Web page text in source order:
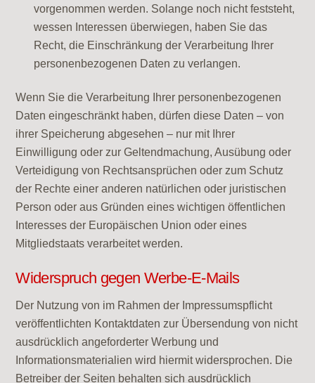
vorgenommen werden. Solange noch nicht feststeht,
wessen Interessen überwiegen, haben Sie das
Recht, die Einschränkung der Verarbeitung Ihrer
personenbezogenen Daten zu verlangen.
Wenn Sie die Verarbeitung Ihrer personenbezogenen
Daten eingeschränkt haben, dürfen diese Daten – von
ihrer Speicherung abgesehen – nur mit Ihrer
Einwilligung oder zur Geltendmachung, Ausübung oder
Verteidigung von Rechtsansprüchen oder zum Schutz
der Rechte einer anderen natürlichen oder juristischen
Person oder aus Gründen eines wichtigen öffentlichen
Interesses der Europäischen Union oder eines
Mitgliedstaats verarbeitet werden.
Widerspruch gegen Werbe-E-Mails
Der Nutzung von im Rahmen der Impressumspflicht
veröffentlichten Kontaktdaten zur Übersendung von nicht
ausdrücklich angeforderter Werbung und
Informationsmaterialien wird hiermit widersprochen. Die
Betreiber der Seiten behalten sich ausdrücklich